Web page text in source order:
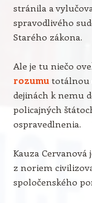
stránila a
spravodlivého
Starého zákona.
Ale je tu niečo
rozumutotálnou
dejinách k nemu
policajných
ospravedlnenia.
Kauza
z noriem
spoločenského